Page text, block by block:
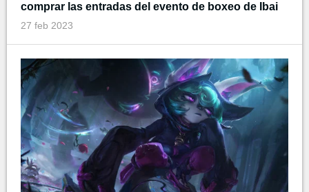
comprar las entradas del evento de boxeo de Ibai
27 feb 2023